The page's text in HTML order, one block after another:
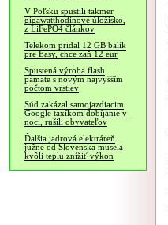
V Poľsku spustili takmer
gigawatthodinové úložisko,
z LiFePO4 článkov
Telekom pridal 12 GB balík
pre Easy, chce zaň 12 eur
Spustená výroba flash
pamäte s novým najvyšším
počtom vrstiev
Súd zakázal samojazdiacim
Google taxíkom dobíjanie v
noci, rušili obyvateľov
Ďalšia jadrová elektráreň
južne od Slovenska musela
kvôli teplu znížiť výkon